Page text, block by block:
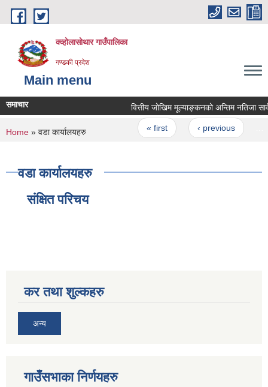
Skip to main content
क्व्होलासोथार गाउँपालिका
गण्डकी प्रदेश
Main menu
समाचार वित्तीय जोखिम मूल्याङ्कनको अन्तिम नतिजा
Pages
« first ‹ previous
You are here
Home » वडा कार्यालयहरु
वडा कार्यालयहरु
संक्षित परिचय
कर तथा शुल्कहरु
अन्य
गाउँसभाका निर्णयहरु